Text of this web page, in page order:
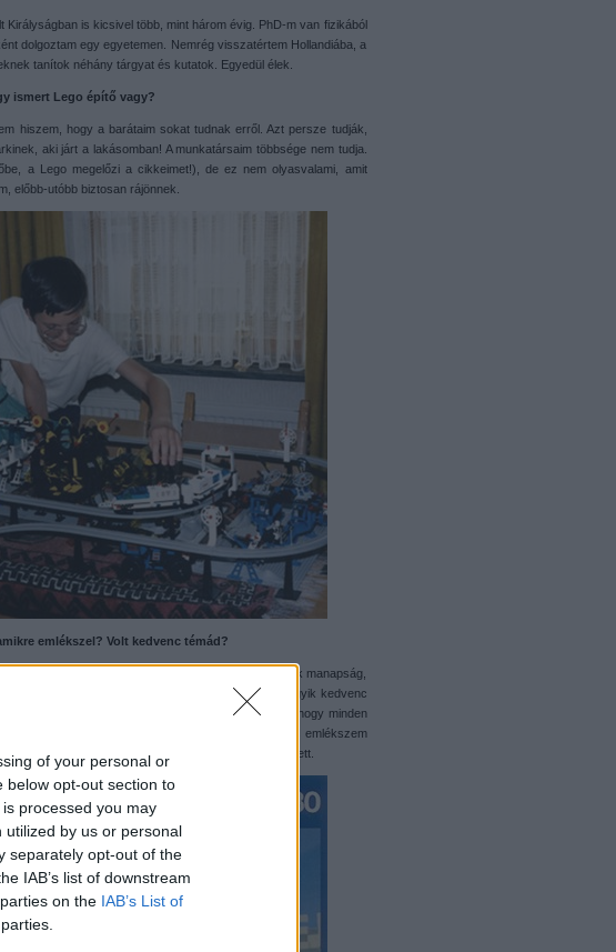
of your personal or
below opt-out section to
processed you may
by us or personal
separately opt-out of the
IAB’s list of downstream
on the IAB’s List of
Királyságban is kicsivel több, mint három évig. PhD-m van fizikából
dolgoztam egy egyetemen. Nemrég visszatértem Hollandiába, a
tanítok néhány tárgyat és kutatok. Egyedül élek.
ismert Lego építő vagy?
hiszem, hogy a barátaim sokat tudnak erről. Azt persze tudják,
aki járt a lakásomban! A munkatársaim többsége nem tudja.
a Lego megelőzi a cikkeimet!), de ez nem olyasvalami, amit
előbb-utóbb biztosan rájönnek.
emlékszel? Volt kedvenc témád?
elég sok volt belőle. Ha megnézed, miket csinálok manapság,
volt (Futuron, Blacktron I, Space Police I). Az egyik kedvenc
biztosan nem lepi meg azokat, akik ismernek, hogy minden
. Azon kevés készlet egyike, amelynek a számára is emlékszem
és pár hónapot várnom kellett, mire kapni lehetett.